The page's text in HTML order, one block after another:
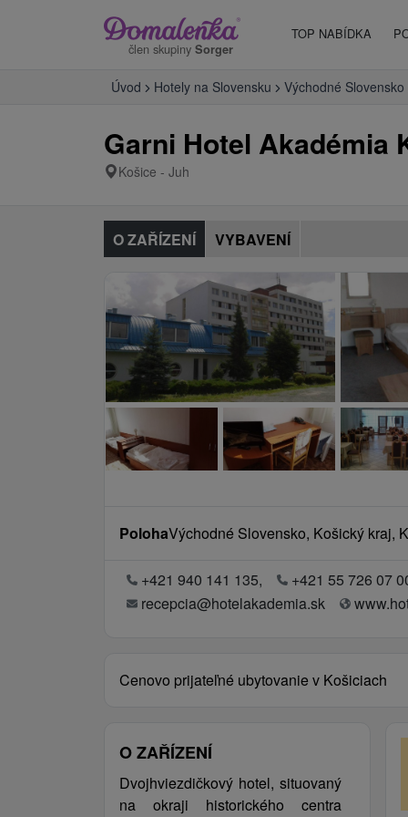
člen skupiny Sorger
TOP NABÍDKA
Úvod Hotely na Slovensku Východné Slovensko
Garni Hotel Akadémia
Košice - Juh
O ZAŘÍZENÍ VYBAVENÍ
PolohaVýchodné Slovensko, Košický kraj,
+421 940 141 135,
+421 55 726 07
recepcia@hotelakademia.sk
Cenovo prijateľné ubytovanie v Košiciach
O ZAŘÍZENÍ
Dvojhviezdičkový hotel, situovaný
na okraji historického centra